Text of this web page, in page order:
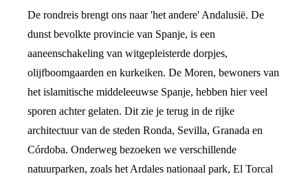
De rondreis brengt ons naar 'het andere' Andalusië. De
dunst bevolkte provincie van Spanje, is een
aaneenschakeling van witgepleisterde dorpjes,
olijfboomgaarden en kurkeiken. De Moren, bewoners van
het islamitische middeleeuwse Spanje, hebben hier veel
sporen achter gelaten. Dit zie je terug in de rijke
architectuur van de steden Ronda, Sevilla, Granada en
Córdoba. Onderweg bezoeken we verschillende
natuurparken, zoals het Ardales nationaal park, El Torcal